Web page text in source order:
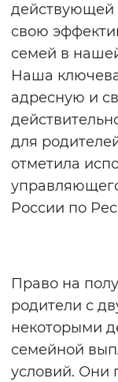
действующей
свою
семей в
Наша
адресную и
для
отметила
России по
Право на
родители с
некоторыми
семейной
условий. Они